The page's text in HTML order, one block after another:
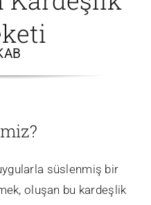
süslenmiş bir
oluşan bu kardeşlik